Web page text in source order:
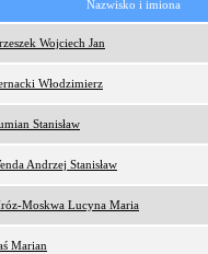
Nazwisko i imiona
Wojciech Jan
Włodzimierz
Stanisław
Andrzej Stanisław
Moskwa Lucyna Maria
Marian